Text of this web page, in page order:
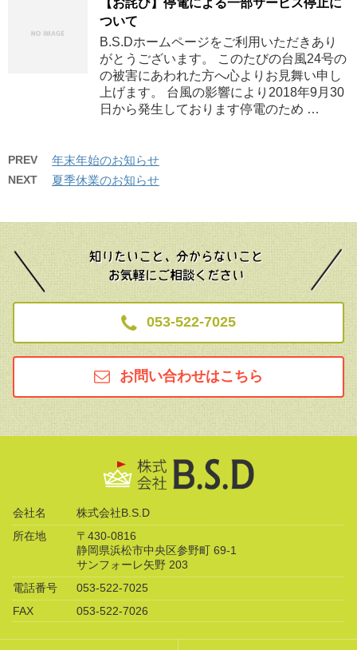
【お詫び】停電による一部サービス停止に
ついて
B.S.Dホームページをご利用いただきあり
がとうございます。 このたびの台風24号の
の被害にあわれた方へ心よりお見舞い申し
上げます。 台風の影響により2018年9月30
日から発生しております停電のため …
PREV 年末年始のお知らせ
NEXT 夏季休業のお知らせ
053-522-7025
お問い合わせはこちら
会社名
株式会社B.S.D
所在地
〒430-0816
静岡県浜松市中央区参野町 69-1
サンフォーレ矢野 203
電話番号
053-522-7025
FAX
053-522-7026